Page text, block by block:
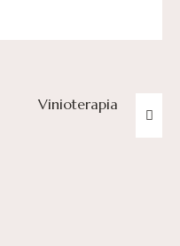
Vinioterapia